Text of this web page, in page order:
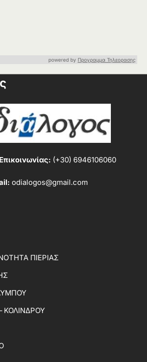
powered by Προγραμμα Τηλεορασης
(+30) 6946106060
odialogos@gmail.com
ΠΙΕΡΙΑΣ